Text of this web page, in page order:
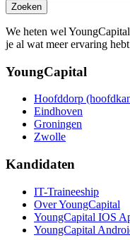
Zoeken
We heten wel
je al wat meer ervaring
YoungCapital
Hoofddorp
Eindhoven
Groningen
Zwolle
Kandidaten
IT-Traineeship
Over YoungCapital
YoungCapital IOS
YoungCapital